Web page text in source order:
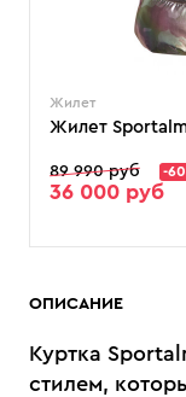
Жилет
Жилет
89 990 руб -
36 000 руб
ОПИСАНИЕ
Куртка
стилем,